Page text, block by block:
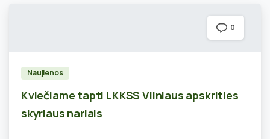
0
Naujienos
Kviečiame tapti LKKSS Vilniaus apskrities
skyriaus nariais